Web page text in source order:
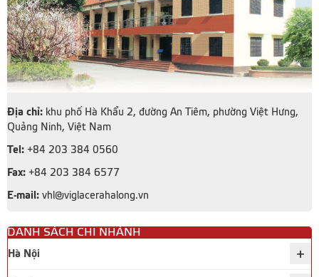
Địa chỉ: khu phố Hà Khẩu 2, đường An Tiêm, phường Việt Hưng,
Quảng Ninh, Việt Nam
Tel: +84 203 384 0560
Fax: +84 203 384 6577
E-mail: vhl@viglacerahalong.vn
DANH SÁCH CHI NHÁNH
Hà Nội +